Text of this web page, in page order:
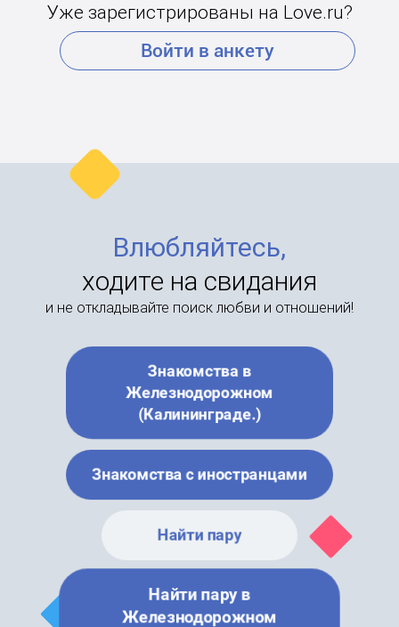
Уже зарегистрированы на Love.ru?
Войти в анкету
Влюбляйтесь,
ходите на свидания
и не откладывайте поиск любви и отношений!
Знакомства в
Железнодорожном
(Калининграде.)
Знакомства с иностранцами
Найти пару
Найти пару в
Железнодорожном